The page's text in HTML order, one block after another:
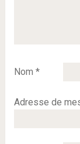
Nom *
Adresse de